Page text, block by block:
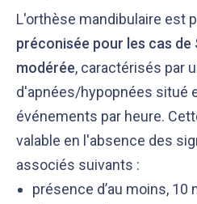
Notre équipe éditoriale,
médicaux étudient chaque
la fiabilité des sources
Nous vérifions que le
en phase avec la littérature
experts
L'orthèse mandibulaire est
préconisée pour les cas de
modérée, caractérisés par
d'apnées/hypopnées situé
événements par heure.
valable en l'absence des
associés suivants :
présence d’au moins,